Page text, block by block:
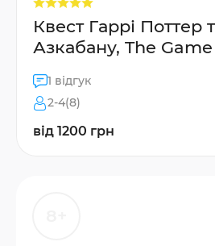
Квест Гаррі Поттер
Азкабану, The Game
1 відгук
2-4(8)
від 1200 грн